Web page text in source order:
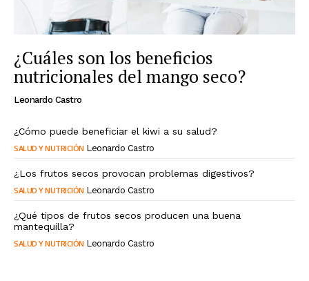
¿Cuáles son los beneficios
nutricionales del mango seco?
Leonardo Castro
¿Cómo puede beneficiar el kiwi a su salud?
SALUD Y NUTRICIÓN Leonardo Castro
¿Los frutos secos provocan problemas digestivos?
SALUD Y NUTRICIÓN Leonardo Castro
¿Qué tipos de frutos secos producen una buena
mantequilla?
SALUD Y NUTRICIÓN Leonardo Castro